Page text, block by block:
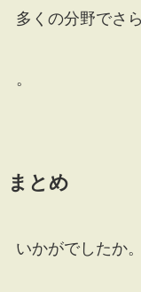
多くの分野でさ
。
まとめ
いかがでしたか。